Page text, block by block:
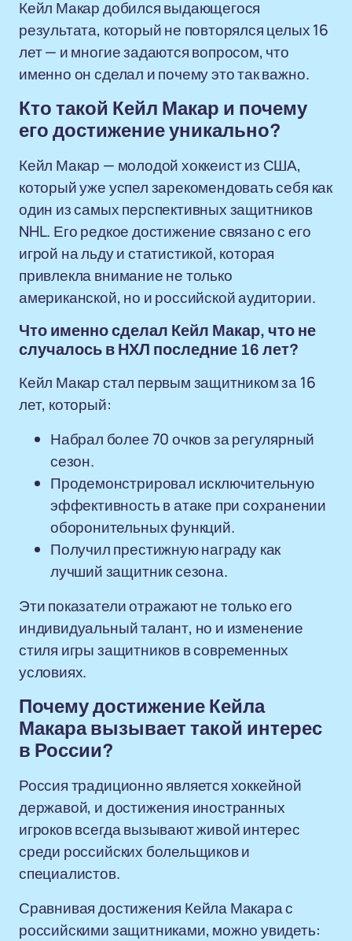
Кейл Макар добился выдающегося
результата, который не повторялся целых 16
лет — и многие задаются вопросом, что
именно он сделал и почему это так важно.
Кто такой Кейл Макар и почему
его достижение уникально?
Кейл Макар — молодой хоккеист из США,
который уже успел зарекомендовать себя как
один из самых перспективных защитников
NHL. Его редкое достижение связано с его
игрой на льду и статистикой, которая
привлекла внимание не только
американской, но и российской аудитории.
Что именно сделал Кейл Макар, что не
случалось в НХЛ последние 16 лет?
Кейл Макар стал первым защитником за 16
лет, который:
Набрал более 70 очков за регулярный
сезон.
Продемонстрировал исключительную
эффективность в атаке при сохранении
оборонительных функций.
Получил престижную награду как
лучший защитник сезона.
Эти показатели отражают не только его
индивидуальный талант, но и изменение
стиля игры защитников в современных
условиях.
Почему достижение Кейла
Макара вызывает такой интерес
в России?
Россия традиционно является хоккейной
державой, и достижения иностранных
игроков всегда вызывают живой интерес
среди российских болельщиков и
специалистов.
Сравнивая достижения Кейла Макара с
российскими защитниками, можно увидеть: